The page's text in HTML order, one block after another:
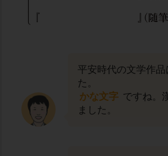
平安時代の文学作
た。
かな文字 ですね。
ました。